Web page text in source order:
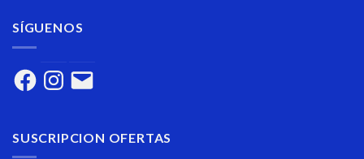
SÍGUENOS
FacebookInstagram
Correo
electrónico
SUSCRIPCION OFERTAS